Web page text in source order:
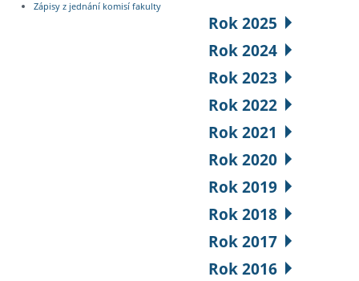
Zápisy z jednání komisí fakulty
Rok 2025
Rok 2024
Rok 2023
Rok 2022
Rok 2021
Rok 2020
Rok 2019
Rok 2018
Rok 2017
Rok 2016